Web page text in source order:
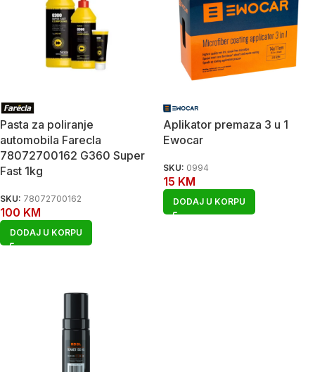
Pasta za poliranje
automobila Farecla
78072700162 G360 Super
Fast 1kg
SKU: 78072700162
100 KM
DODAJ U KORPU
Aplikator premaza 3 u 1
Ewocar
SKU: 0994
15 KM
DODAJ U KORPU